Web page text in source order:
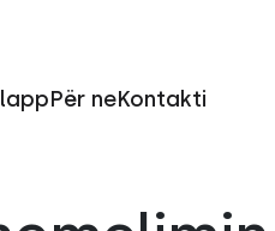
Për neKontakti